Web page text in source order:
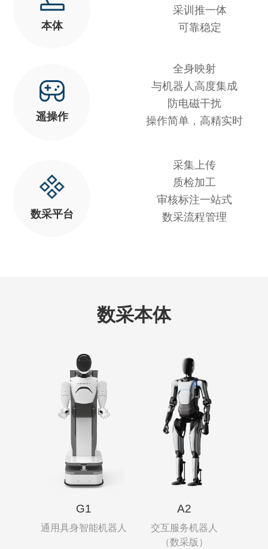
本体
采训推一体
可靠稳定
全身映射
与机器人高度集成
防电磁干扰
操作简单，高精实时
遥操作
采集上传
质检加工
审核标注一站式
数采流程管理
数采平台
数采本体
G1
通用具身智能机器人
A2
交互服务机器人
（数采版）